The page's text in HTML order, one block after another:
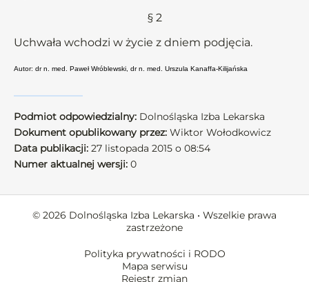
§ 2
Uchwała wchodzi w życie z dniem podjęcia.
Autor: dr n. med. Paweł Wróblewski, dr n. med. Urszula Kanaffa-Kilijańska
Podmiot odpowiedzialny: Dolnośląska Izba Lekarska
Dokument opublikowany przez: Wiktor Wołodkowicz
Data publikacji: 27 listopada 2015 o 08:54
Numer aktualnej wersji: 0
© 2026 Dolnośląska Izba Lekarska • Wszelkie prawa
zastrzeżone
Polityka prywatności i RODO
Mapa serwisu
Rejestr zmian